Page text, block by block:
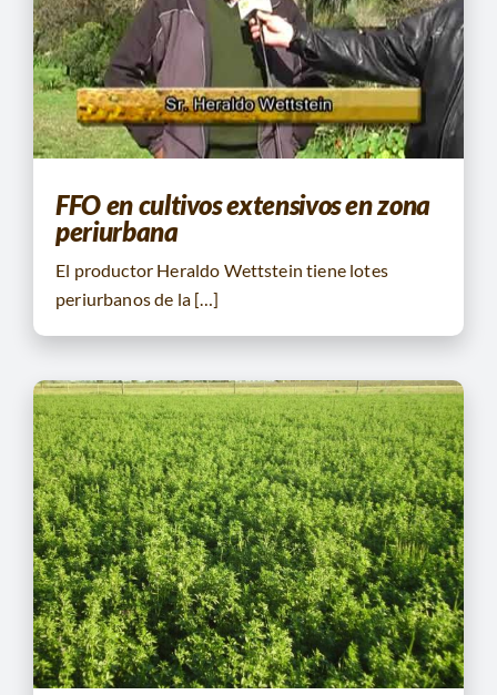
CONTACTO
BUSCAR:
FFO en cultivos extensivos en zona
periurbana
El productor Heraldo Wettstein tiene lotes
periurbanos de la […]